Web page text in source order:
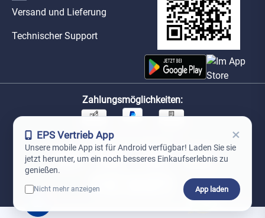
Versand und Lieferung
Technischer Support
Zahlungsmöglichkeiten:
Unsere Versandpartner:
EPS Vertrieb App ×
Unsere mobile App ist für Android verfügbar! Laden Sie sie
jetzt herunter, um ein noch besseres Einkaufserlebnis zu
genießen.
Nicht mehr anzeigen App laden